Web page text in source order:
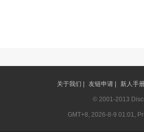
关于我们 | 友链申请 | 新人手
© 2001-2013
GMT+8, 2026-8-9 01:01,